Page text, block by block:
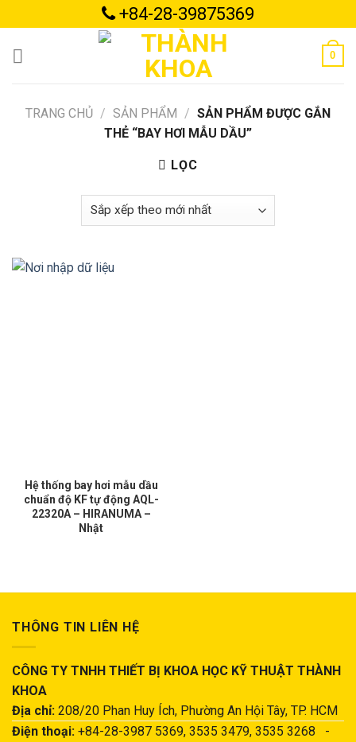
to
content
+84-28-39875369
0
TRANG CHỦ / SẢN PHẨM / SẢN PHẨM ĐƯỢC GẮN
THẺ “BAY HƠI MẪU DẦU”
LỌC
Hệ thống bay hơi mẫu dầu
chuẩn độ KF tự động AQL-
22320A – HIRANUMA –
Nhật
THÔNG TIN LIÊN HỆ
CÔNG TY TNHH THIẾT BỊ KHOA HỌC KỸ THUẬT THÀNH
KHOA
Địa chỉ: 208/20 Phan Huy Ích, Phường An Hội Tây, TP. HCM
Điện thoại: +84-28-3987 5369, 3535 3479, 3535 3268 -